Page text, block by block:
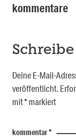
kommentare
Deine E-Mail-
veröffentlicht.
mit*markiert
kommentar*